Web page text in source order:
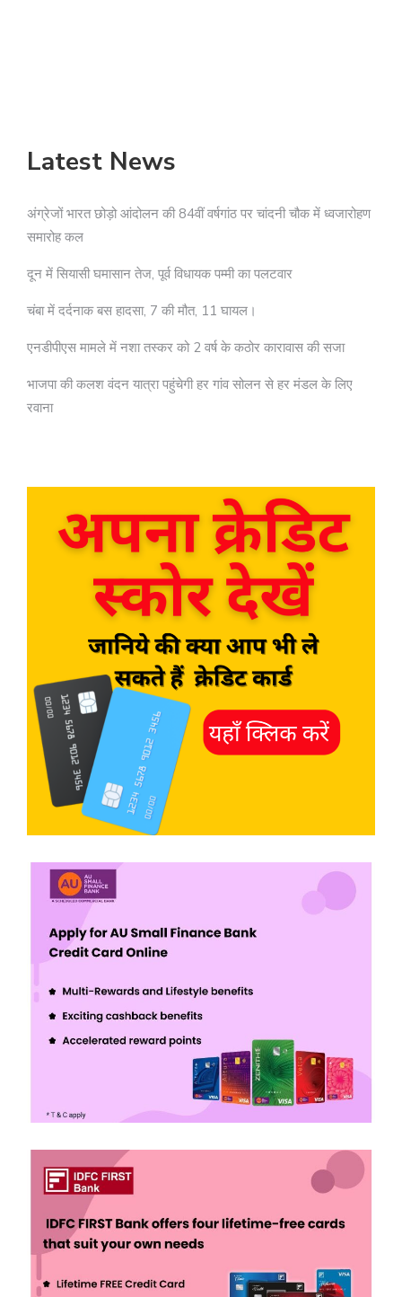
Latest News
अंग्रेजों भारत छोड़ो आंदोलन की 84वीं वर्षगांठ पर चांदनी चौक में ध्वजारोहण
समारोह कल
दून में सियासी घमासान तेज, पूर्व विधायक पम्मी का पलटवार
चंबा में दर्दनाक बस हादसा, 7 की मौत, 11 घायल।
एनडीपीएस मामले में नशा तस्कर को 2 वर्ष के कठोर कारावास की सजा
भाजपा की कलश वंदन यात्रा पहुंचेगी हर गांव सोलन से हर मंडल के लिए
रवाना